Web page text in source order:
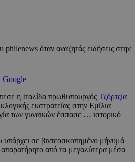
philenews όταν αναζητάς ειδήσεις στην
Google
η Ιταλίδα πρωθυπουργός Τζόρτζια
εκστρατείας στην Εμίλια
των γυναικών έσπασε … ιστορικό
σε βιντεοσκοπημένο μήνυμά
από τα μεγαλύτερα μέσα